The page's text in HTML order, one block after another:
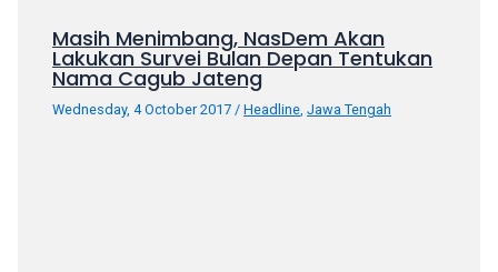
videos
completely
Masih Menimbang, NasDem Akan
Lakukan Survei Bulan Depan Tentukan
Nama Cagub Jateng
Wednesday, 4 October 2017 /Headline ,Jawa Tengah